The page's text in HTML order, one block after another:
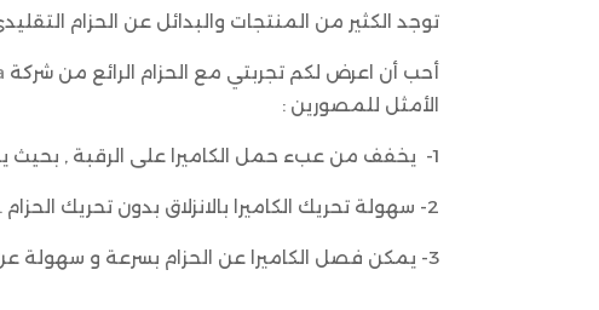
توجد الكثير من المنتجات والبدائل عن الحزام
أحب أن اعرض لكم تجربتي مع الحزام الرائع من شركة
الأمثل للمصورين :
1- يخفف من عبء حمل الكاميرا على الرقبة , بحيث ينتقل ثقل الكاميرا من الرقبة إلى الكتف .
2- سهولة تحريك الكاميرا بالانزلاق بدون تحريك الحزام .
3- يمكن فصل الكاميرا عن الحزام بسرعة و سهولة عن طريق قطعة صغيرة .